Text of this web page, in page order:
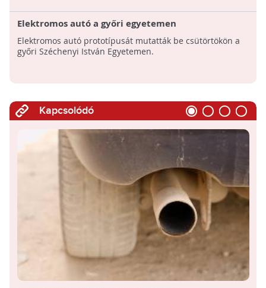
Elektromos autó a győri egyetemen
Elektromos autó prototípusát mutatták be csütörtökön a
győri Széchenyi István Egyetemen.
Kapcsolódó